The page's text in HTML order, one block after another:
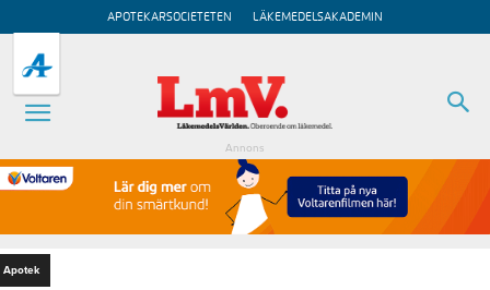
APOTEKARSOCIETETEN LÄKEMEDELSAKADEMIN
Annons
Apotek